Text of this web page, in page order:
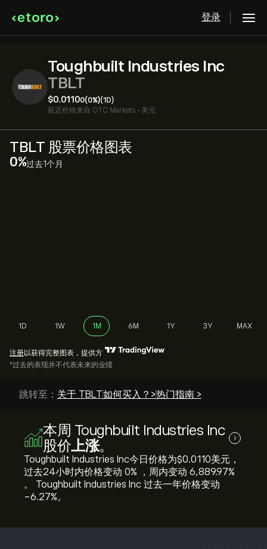
登录
Toughbuilt Industries Inc
TBLT
‎$‎0.01100(0%)(1D)
延迟价格来自 OTC Markets • 美元
TBLT 股票价格图表
‎0‎ 过去1个月
1D 1W 1M 6M 1Y 3Y MAX
注册以获得完整图表，提供方
*过去的表现并不代表未来的业绩
跳转至： 关于 TBLT如何买入？>热门指南 >
本周 Toughbuilt Industries Inc
股价上涨。 i
Toughbuilt Industries Inc今日价格为‎$‎0.0110美元，
过去24小时内价格变动 ‎0‎% ，周内变动 ‎6,889.97‎%
。 Toughbuilt Industries Inc 过去一年价格变动
‎-6.27‎%。